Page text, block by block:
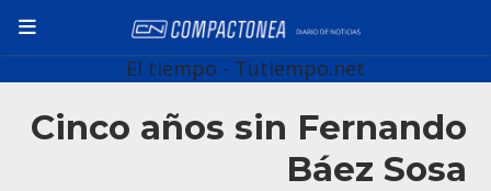
El tiempo - Tutiempo.net
Cinco años sin Fernando
Báez Sosa